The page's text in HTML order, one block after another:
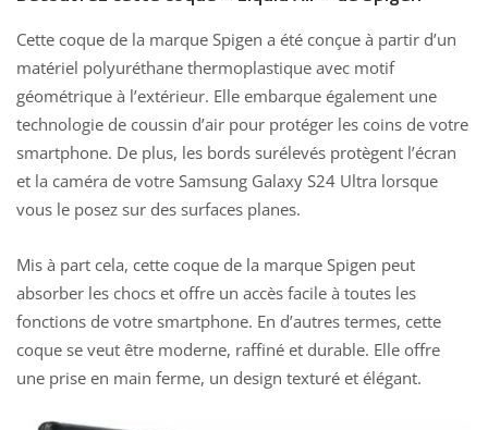
Cette coque de la marque Spigen a été conçue à partir d’un
matériel polyuréthane thermoplastique avec motif
géométrique à l’extérieur. Elle embarque également une
technologie de coussin d’air pour protéger les coins de votre
smartphone. De plus, les bords surélevés protègent l’écran
et la caméra de votre Samsung Galaxy S24 Ultra lorsque
vous le posez sur des surfaces planes.
Mis à part cela, cette coque de la marque Spigen peut
absorber les chocs et offre un accès facile à toutes les
fonctions de votre smartphone. En d’autres termes, cette
coque se veut être moderne, raffiné et durable. Elle offre
une prise en main ferme, un design texturé et élégant.